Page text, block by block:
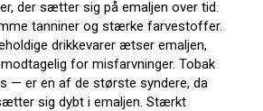
der sætter sig på emaljen over tid.
tanniner og stærke farvestoffer.
drikkevarer ætser emaljen,
for misfarvninger. Tobak
— er en af de største syndere, da
sig dybt i emaljen. Stærkt